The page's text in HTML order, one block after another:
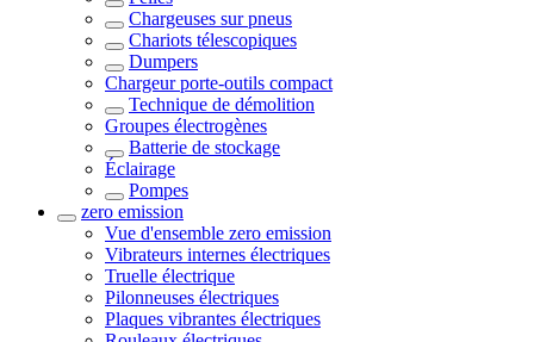
Chargeuses sur pneus
Chariots télescopiques
Dumpers
Chargeur porte-outils compact
Technique de démolition
Groupes électrogènes
Batterie de stockage
Éclairage
Pompes
zero emission
Vue d'ensemble zero emission
Vibrateurs internes électriques
Truelle électrique
Pilonneuses électriques
Plaques vibrantes électriques